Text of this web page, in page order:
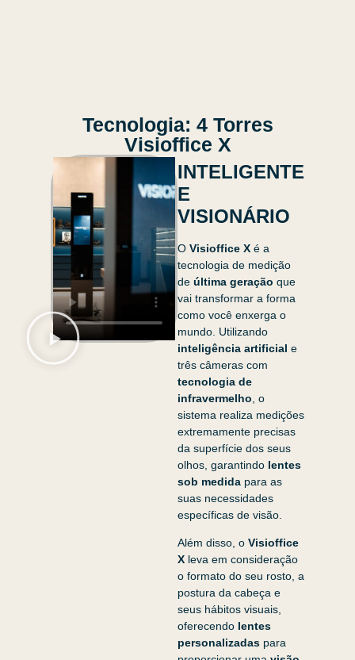
Tecnologia: 4 Torres
Visioffice X
INTELIGENTE
E
VISIONÁRIO
O Visioffice X é a
tecnologia de medição
de última geração que
vai transformar a forma
como você enxerga o
mundo. Utilizando
inteligência artificial e
três câmeras com
tecnologia de
infravermelho , o
sistema realiza medições
extremamente precisas
da superfície dos seus
olhos, garantindo lentes
sob medida para as
suas necessidades
específicas de visão.
Além disso, o Visioffice
X leva em consideração
o formato do seu rosto, a
postura da cabeça e
seus hábitos visuais,
oferecendo lentes
personalizadas para